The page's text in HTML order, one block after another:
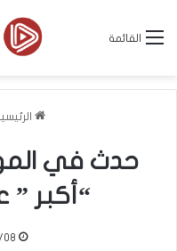
القائمة
حدث في
“أكبر ”
08